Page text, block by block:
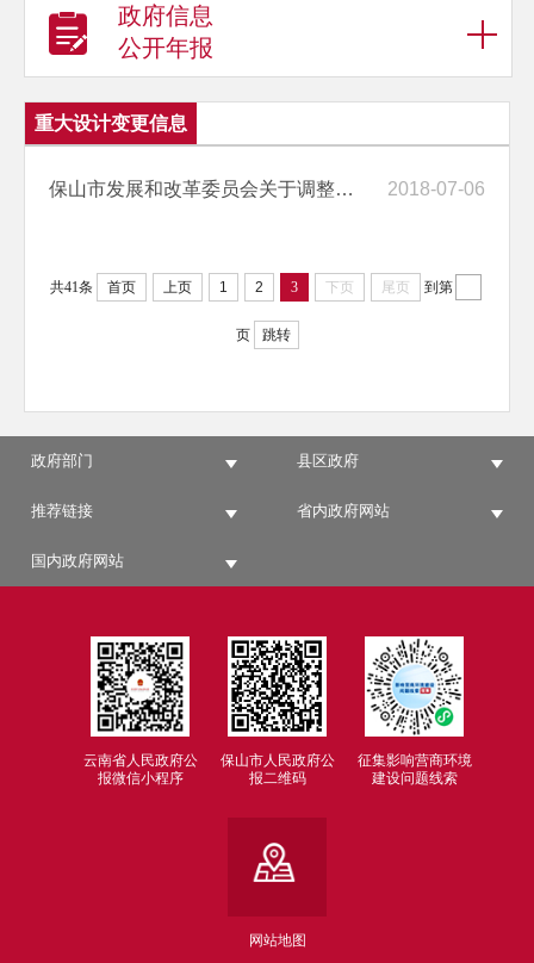
政府信息
公开年报
重大设计变更信息
保山市发展和改革委员会关于调整施甸县金星水库工程可行性研究报告批复 2018-07-06
共41条 首页 上页 1 2 3 下页 尾页 到第
页 跳转
政府部门 县区政府
推荐链接 省内政府网站
国内政府网站
云南省人民政府公
报微信小程序
保山市人民政府公
报二维码
征集影响营商环境
建设问题线索
网站地图